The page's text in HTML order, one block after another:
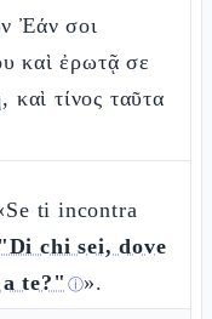
Ἐάν σοι
καὶ ἐρωτᾷ σε
τίνος ταῦτα
ti incontra
"Di chi sei, dove
te?" ⓘ».